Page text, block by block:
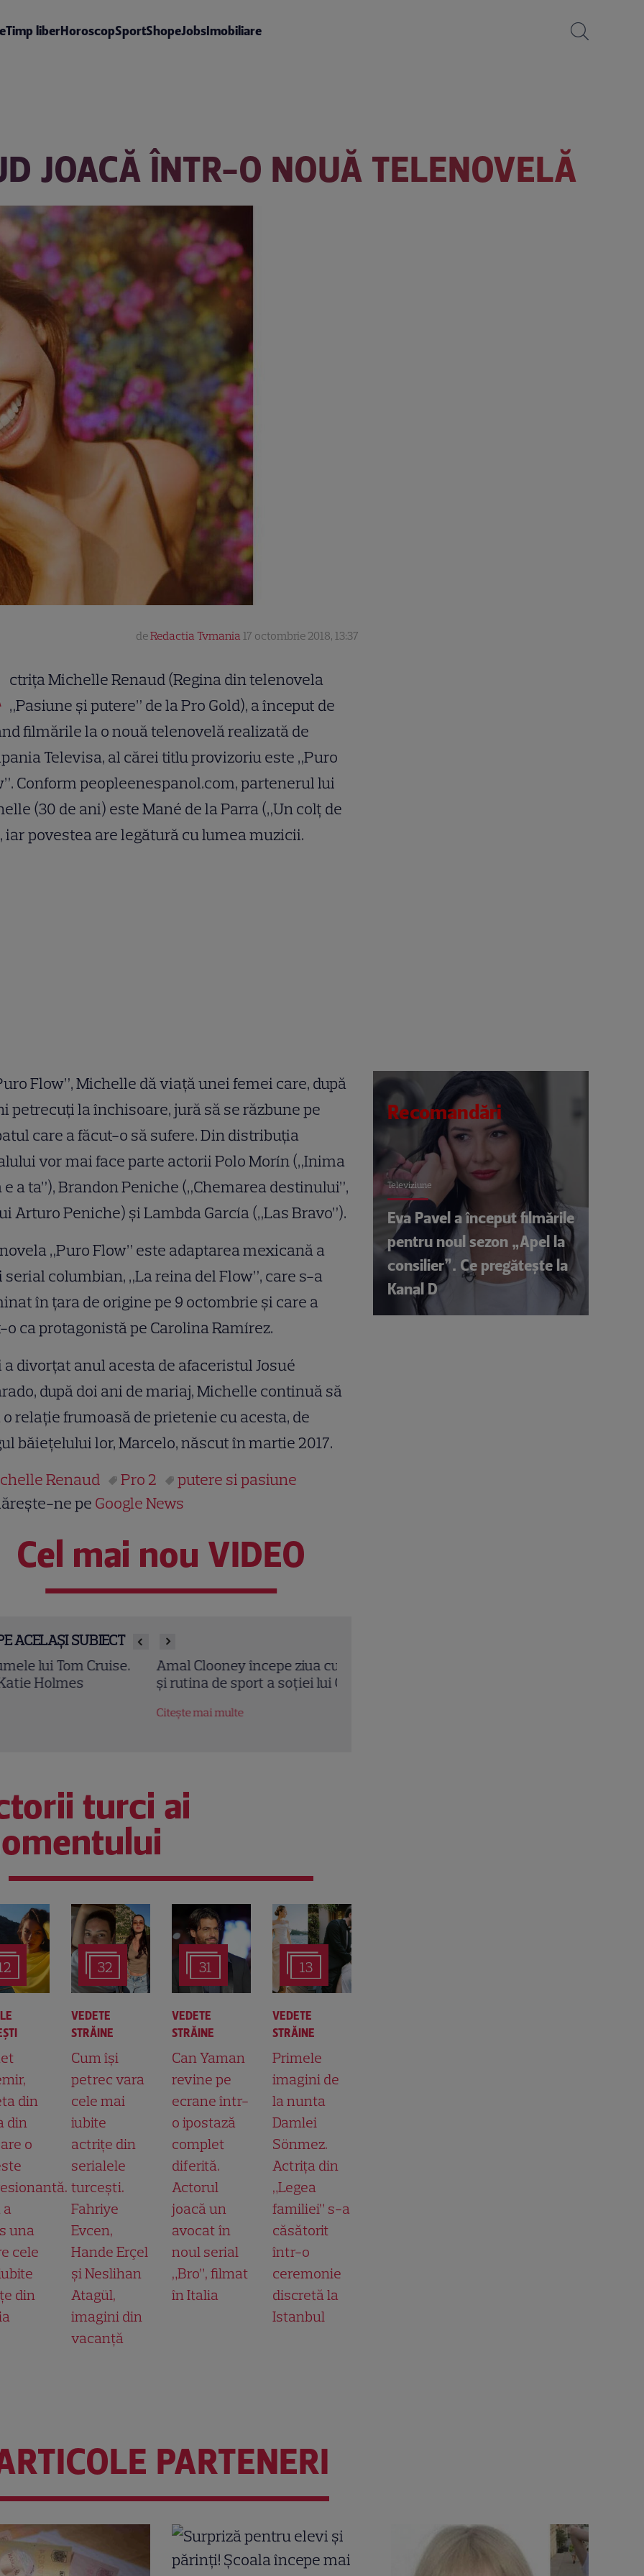
Timp liberHoroscopSportShopeJobsImobiliare
JOACĂ ÎNTR-O NOUĂ TELENOVELĂ
deRedactia Tvmania 17 octombrie 2018, 13:37
ctriţa Michelle Renaud (Regina din telenovela
„Pasiune şi putere” de la Pro Gold), a început de
filmările la o nouă telenovelă realizată de
Televisa, al cărei titlu provizoriu este „Puro
Conform peopleenespanol.com, partenerul lui
(30 de ani) este Mané de la Parra („Un colţ de
iar povestea are legătură cu lumea muzicii.
Flow”, Michelle dă viaţă unei femei care, după
petrecuţi la închisoare, jură să se răzbune pe
care a făcut-o să sufere. Din distribuţia
vor mai face parte actorii Polo Morín („Inima
e a ta”), Brandon Peniche („Chemarea destinului”,
Arturo Peniche) şi Lambda García („Las Bravo”).
„Puro Flow” este adaptarea mexicană a
columbian, „La reina del Flow”, care s-a
în ţara de origine pe 9 octombrie şi care a
o ca protagonistă pe Carolina Ramírez.
a divorţat anul acesta de afaceristul Josué
după doi ani de mariaj, Michelle continuă să
o relaţie frumoasă de prietenie cu acesta, de
băieţelului lor, Marcelo, născut în martie 2017.
Renaud
Pro 2
putere si pasiune
ne pe Google News
Cel mai nou VIDEO
ACELAȘI SUBIECT
Clooney începe ziua cu supă de alge! Dieta simplă
de sport a soției lui George Clooney
turci ai
din
din
o
a
una
cele
din
32
VEDETE
STRĂINE
Cum își
petrec vara
cele mai
iubite
actrițe din
serialele
turcești.
Fahriye
Evcen,
Hande Erçel
și Neslihan
Atagül,
imagini din
vacanță
31
VEDETE
STRĂINE
Can Yaman
revine pe
ecrane într-
o ipostază
complet
diferită.
Actorul
joacă un
avocat în
noul serial
„Bro”, filmat
în Italia
13
VEDETE
STRĂINE
Primele
imagini de
la nunta
Damlei
Sönmez.
Actrița din
„Legea
familiei” s-a
căsătorit
într-o
ceremonie
discretă la
Istanbul
Recomandări
Televiziune
Eva Pavel a început filmările
pentru noul sezon „Apel la
consilier”. Ce pregătește la
Kanal D
PARTENERI